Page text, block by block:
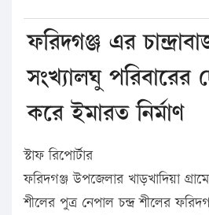
ফরিদগঞ্জ এর
সংখ্যালঘু পরিবারের
করে ইমারত নির্মাণ
স্টাফ রিপোর্টার
ফরিদগঞ্জ উপজেলার খাড়খাদিয়া
শীলের পুত্র নেপাল চন্দ্র শীলের